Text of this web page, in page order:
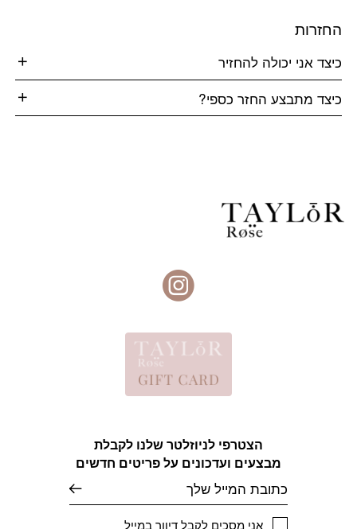
החזרות
כיצד אני יכולה להחזיר
כיצד מתבצע החזר כספי?
הצטרפי לניוזלטר שלנו לקבלת
מבצעים ועדכונים על פריטים חדשים
אני מסכים לקבל דיוור במייל